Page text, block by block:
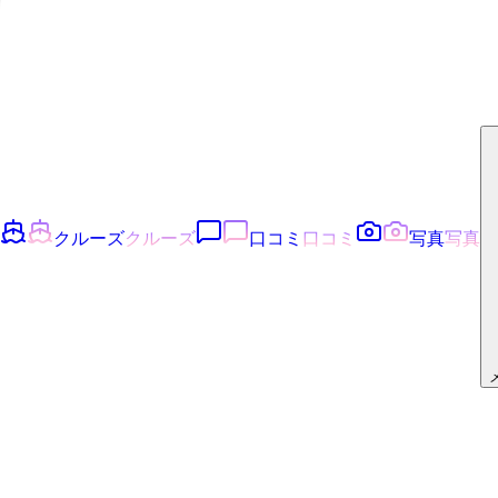
クルーズクルーズ 口コミ 口コミ 写真写真